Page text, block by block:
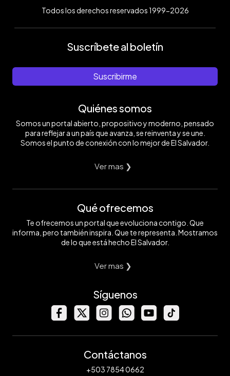
Todos los derechos reservados 1999-2026
Suscríbete al boletín
Suscribirme
Quiénes somos
Somos un portal abierto, propositivo y moderno, pensado
para reflejar a un país que avanza, se reinventa y se une.
Somos el punto de conexión con lo mejor de El Salvador.
Ver mas ❯
Qué ofrecemos
Te ofrecemos un portal que evoluciona contigo. Que
informa, pero también inspira. Que te representa. Mostramos
de lo que está hecho El Salvador.
Ver mas ❯
Síguenos
Contáctanos
+503 7854 0662